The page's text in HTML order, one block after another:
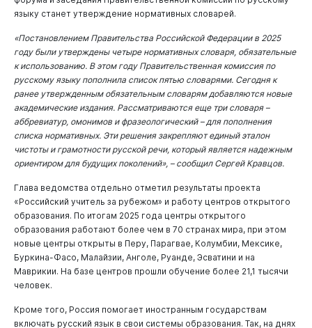
языку станет утверждение нормативных словарей.
«Постановлением Правительства Российской Федерации в 2025
году были утверждены четыре нормативных словаря, обязательные
к использованию. В этом году Правительственная комиссия по
русскому языку пополнила список пятью словарями. Сегодня к
ранее утвержденным обязательным словарям добавляются новые
академические издания. Рассматриваются еще три словаря –
аббревиатур, омонимов и фразеологический – для пополнения
списка нормативных. Эти решения закрепляют единый эталон
чистоты и грамотности русской речи, который является надежным
ориентиром для будущих поколений», – сообщил Сергей Кравцов.
Глава ведомства отдельно отметил результаты проекта
«Российский учитель за рубежом» и работу центров открытого
образования. По итогам 2025 года центры открытого
образования работают более чем в 70 странах мира, при этом
новые центры открыты в Перу, Парагвае, Колумбии, Мексике,
Буркина-Фасо, Малайзии, Анголе, Руанде, Эсватини и на
Маврикии. На базе центров прошли обучение более 21,1 тысячи
человек.
Кроме того, Россия помогает иностранным государствам
включать русский язык в свои системы образования. Так, на днях